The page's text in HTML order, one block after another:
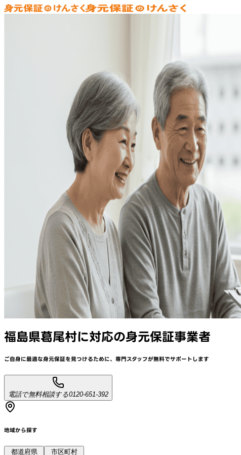
福島県葛尾村に対応の身元保証事業者
ご自身に最適な身元保証を見つけるために、 専門スタッフが無料でサポートします
電話で無料相談する0120-651-392
地域から探す
都道府県
市区町村